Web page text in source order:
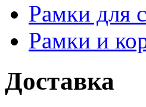
Рамки для
Рамки и
Доставка